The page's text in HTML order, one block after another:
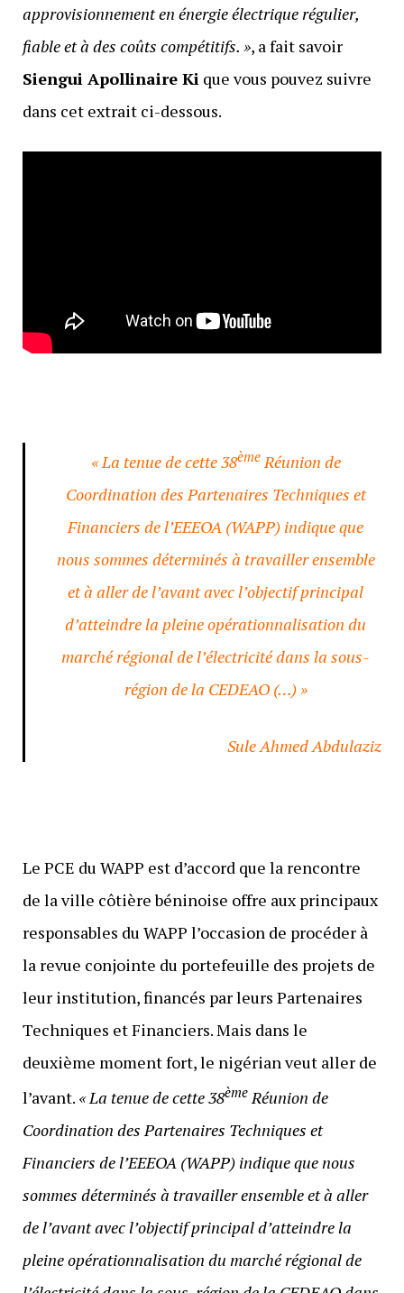
approvisionnement en énergie électrique régulier,
fiable et à des coûts compétitifs. », a fait savoir
Siengui Apollinaire Kique vous pouvez suivre
dans cet extrait ci-dessous.
« La tenue de cette 38èmeRéunion de
Coordination des Partenaires Techniques et
Financiers de l’EEEOA (WAPP) indique que
nous sommes déterminés à travailler ensemble
et à aller de l’avant avec l’objectif principal
d’atteindre la pleine opérationnalisation du
marché régional de l’électricité dans la sous-
région de la CEDEAO (…) »
Sule Ahmed Abdulaziz
Le PCE du WAPP est d’accord que la rencontre
de la ville côtière béninoise offre aux principaux
responsables du WAPP l’occasion de procéder à
la revue conjointe du portefeuille des projets de
leur institution, financés par leurs Partenaires
Techniques et Financiers. Mais dans le
deuxième moment fort, le nigérian veut aller de
l’avant. « La tenue de cette 38èmeRéunion de
Coordination des Partenaires Techniques et
Financiers de l’EEEOA (WAPP) indique que nous
sommes déterminés à travailler ensemble et à aller
de l’avant avec l’objectif principal d’atteindre la
pleine opérationnalisation du marché régional de